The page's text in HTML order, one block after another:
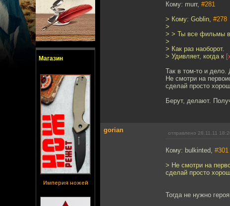
Магазин
Империя ножей
Кому: murr, #281
> Кому: Goblin, #278
>
> > Ты все фильмы
>
> Как раз наоборот.
> Удивляет, когда к
Так в том-то и
Не смотри на
сделай просто
Берут, делают.
gorian отправлено 28.11.11
Кому: bulkinted, #301
> Не смотри на
сделай просто
Тогда не нужно